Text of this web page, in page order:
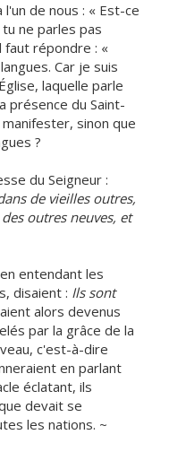
de nous : « Est-ce
ne parles pas
faut répondre : «
Car je suis
laquelle parle
présence du Saint-
sinon que
?
du Seigneur :
de vieilles outres,
outres neuves, et
entendant les
disaient : Ils sont
alors devenus
par la grâce de la
c'est-à-dire
en parlant
éclatant, ils
devait se
les nations. ~